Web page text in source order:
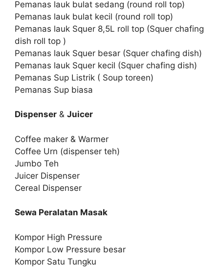
Pemanas lauk bulat sedang (round roll top)
Pemanas lauk bulat kecil (round roll top)
Pemanas lauk Squer 8,5L roll top (Squer chafing
dish roll top )
Pemanas lauk Squer besar (Squer chafing dish)
Pemanas lauk Squer kecil (Squer chafing dish)
Pemanas Sup Listrik ( Soup toreen)
Pemanas Sup biasa
Dispenser & Juicer
Coffee maker & Warmer
Coffee Urn (dispenser teh)
Jumbo Teh
Juicer Dispenser
Cereal Dispenser
Sewa Peralatan Masak
Kompor High Pressure
Kompor Low Pressure besar
Kompor Satu Tungku